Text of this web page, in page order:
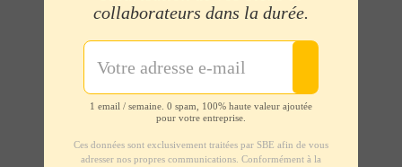
collaborateurs dans la durée.
1 email / semaine. 0 spam, 100% haute valeur ajoutée
pour votre entreprise.
Ces données sont exclusivement traitées par SBE afin de vous
adresser nos propres communications. Conformément à la